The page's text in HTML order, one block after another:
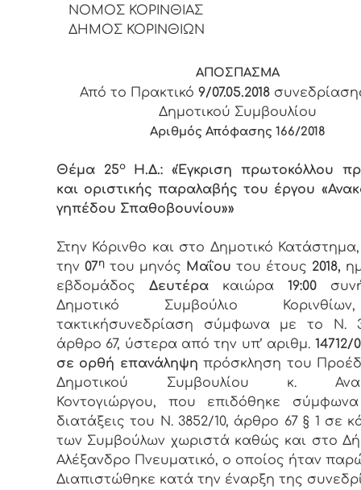
ΝΟΜΟΣ ΚΟΡΙΝΘΙΑΣ
ΔΗΜΟΣ ΚΟΡΙΝΘΙΩΝ
ΑΠΟΣΠΑΣΜΑ
Από το Πρακτικό 9/07.05.2018
Δημοτικού Συμβουλίου
Αριθμός Απόφασης 166/2018
Θέμα 25οΗ.Δ.: «Έγκριση πρωτοκόλλου
και οριστικής παραλαβής του έργου
γηπέδου Σπαθοβουνίου»»
Στην Κόρινθο και στο Δημοτικό
την 07η του μηνός Μαΐου του έτους 2018,
εβδομάδοςΔευτέρα καιώρα19:00
Δημοτικό Συμβούλιο
τακτικήσυνεδρίαση σύμφωνα με το Ν.
άρθρο 67, ύστερα από την υπ’ αριθμ. 14712/
σε ορθή επανάληψηπρόσκληση του
Δημοτικού Συμβουλίου κ.
Κοντογιώργου, που επιδόθηκε
διατάξεις του Ν. 3852/10, άρθρο 67 § 1 σε
των Συμβούλων χωριστά καθώς και στο
Αλέξανδρο Πνευματικό, ο οποίος ήταν
Διαπιστώθηκε κατά την έναρξη της